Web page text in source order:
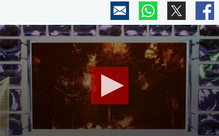
0
seconds
of
1
minute,
57
seconds